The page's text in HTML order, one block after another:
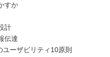
すか
計
伝達
ーザビリティ10原則